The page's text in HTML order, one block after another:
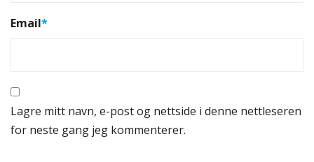
Email*
Lagre mitt navn, e-post og nettside i denne nettleseren
for neste gang jeg kommenterer.